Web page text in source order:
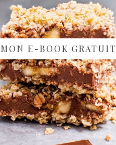
MON E-BOOK GRATUIT